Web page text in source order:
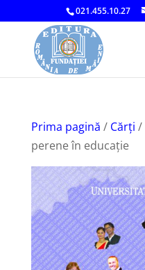
021.455.10.27
Prima pagină / Cărți /
perene în educație